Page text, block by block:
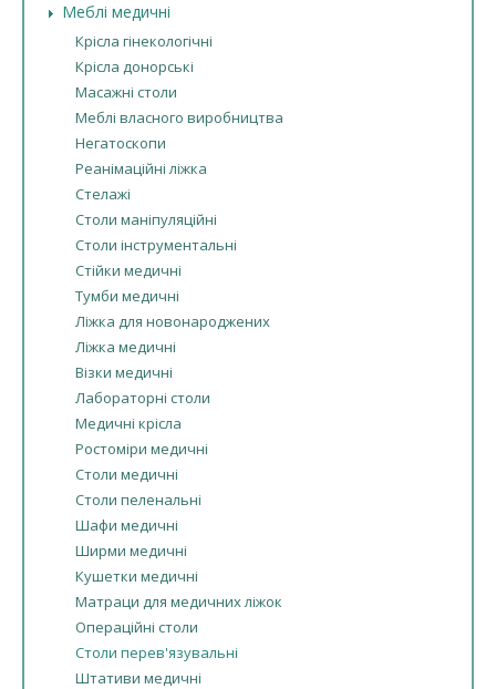
Меблі медичні
Крісла гінекологічні
Крісла донорські
Масажні столи
Меблі власного виробництва
Негатоскопи
Реанімаційні ліжка
Стелажі
Столи маніпуляційні
Столи інструментальні
Стійки медичні
Тумби медичні
Ліжка для новонароджених
Ліжка медичні
Візки медичні
Лабораторні столи
Медичні крісла
Ростоміри медичні
Столи медичні
Столи пеленальні
Шафи медичні
Ширми медичні
Кушетки медичні
Матраци для медичних ліжок
Операційні столи
Столи перев'язувальні
Штативи медичні